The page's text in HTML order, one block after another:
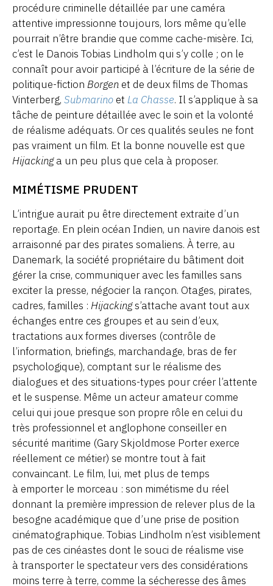
procédure criminelle détaillée par une caméra
attentive impressionne toujours, lors même qu’elle
pourrait n’être brandie que comme cache-misère. Ici,
c’est le Danois Tobias Lindholm qui s’y colle ; on le
connaît pour avoir participé à l’écriture de la série de
politique-fiction Borgen et de deux films de Thomas
Vinterberg, Submarino et La Chasse. Il s’applique à sa
tâche de peinture détaillée avec le soin et la volonté
de réalisme adéquats. Or ces qualités seules ne font
pas vraiment un film. Et la bonne nouvelle est que
Hijackinga un peu plus que cela à proposer.
MIMÉTISME PRUDENT
L’intrigue aurait pu être directement extraite d’un
reportage. En plein océan Indien, un navire danois est
arraisonné par des pirates somaliens. À terre, au
Danemark, la société propriétaire du bâtiment doit
gérer la crise, communiquer avec les familles sans
exciter la presse, négocier la rançon. Otages, pirates,
cadres, familles : Hijackings’attache avant tout aux
échanges entre ces groupes et au sein d’eux,
tractations aux formes diverses (contrôle de
l’information, briefings, marchandage, bras de fer
psychologique), comptant sur le réalisme des
dialogues et des situations-types pour créer l’attente
et le suspense. Même un acteur amateur comme
celui qui joue presque son propre rôle en celui du
très professionnel et anglophone conseiller en
sécurité maritime (Gary Skjoldmose Porter exerce
réellement ce métier) se montre tout à fait
convaincant. Le film, lui, met plus de temps
à emporter le morceau : son mimétisme du réel
donnant la première impression de relever plus de la
besogne académique que d’une prise de position
cinématographique. Tobias Lindholm n’est visiblement
pas de ces cinéastes dont le souci de réalisme vise
à transporter le spectateur vers des considérations
moins terre à terre, comme la sécheresse des âmes